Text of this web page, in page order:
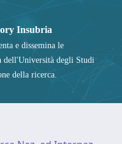
Insubria
e dissemina le
dell'Università degli Studi
della ricerca.